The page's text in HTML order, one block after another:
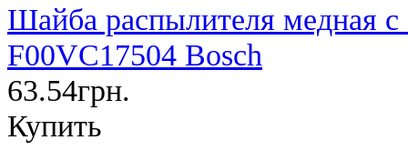
Шайба распылителя медная
F00VC17504 Bosch
63.54грн.
Купить